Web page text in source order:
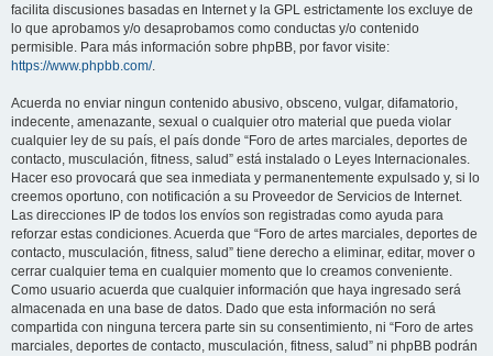
facilita discusiones basadas en Internet y la GPL estrictamente los excluye de
lo que aprobamos y/o desaprobamos como conductas y/o contenido
permisible. Para más información sobre phpBB, por favor visite:
https://www.phpbb.com/.
Acuerda no enviar ningun contenido abusivo, obsceno, vulgar, difamatorio,
indecente, amenazante, sexual o cualquier otro material que pueda violar
cualquier ley de su país, el país donde “Foro de artes marciales, deportes de
contacto, musculación, fitness, salud” está instalado o Leyes Internacionales.
Hacer eso provocará que sea inmediata y permanentemente expulsado y, si lo
creemos oportuno, con notificación a su Proveedor de Servicios de Internet.
Las direcciones IP de todos los envíos son registradas como ayuda para
reforzar estas condiciones. Acuerda que “Foro de artes marciales, deportes de
contacto, musculación, fitness, salud” tiene derecho a eliminar, editar, mover o
cerrar cualquier tema en cualquier momento que lo creamos conveniente.
Como usuario acuerda que cualquier información que haya ingresado será
almacenada en una base de datos. Dado que esta información no será
compartida con ninguna tercera parte sin su consentimiento, ni “Foro de artes
marciales, deportes de contacto, musculación, fitness, salud” ni phpBB podrán